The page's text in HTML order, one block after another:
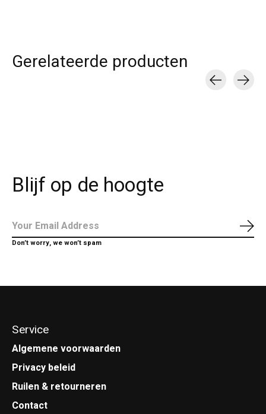
Gerelateerde producten
Blijf op de hoogte
Don’t worry, we won’t spam
Service
Algemene voorwaarden
Privacy beleid
Ruilen & retourneren
Contact